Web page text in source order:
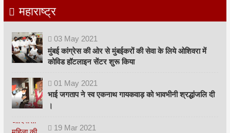
महाराष्ट्र
03 May 2021
मुंबई कांग्रेस की ओर से मुंबईकरों की सेवा के लिये ओशिवरा में
कोविड हॉटलाइन सेंटर शुरू किया
01 May 2021
भाई जगताप ने स्व एकनाथ गायकवाड़ को भावभीनी श्रद्धांजलि दी
।
19 Mar 2021